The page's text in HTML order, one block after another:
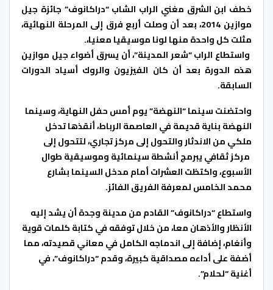
خطف ابن الشرق مغني الراب الشاب “دراكانوف” جائزة جيل
موازين 2014، بعد أن وصلت أربع فرق إلى المرحلة النهائية،
مثلت كل واحدة منها لونا موسيقيا معنيا،.
واستطاع الراب “شعر المدينة”، أن يسرق أضواء جيل موازين
هذه الدورة بعد أن كان الفيزيون والروك أسياد الدورات
السابقة.
واحتضنت سينما “النهضة” يوم أمس حفل النهاية، وسينما
النهضة بناية قديمة في العاصمة الرباط، أنقذها تدخل
ملكي من الاندثار والتحول إلى مركز تجاري، لتتحول إلى
مركز ثقافي يبرمج أنشطة سينمائية وموسيقية طوال
الأسبوع، واكتظت العشرات أمام مدخل السينما بشارع
محمد الخامس لمعرفة الفريق الفائز.
واستطاع “دراكانوف” القادم من مدينة وجدة أن يشد إليه
الأنظار والأذهان معا، من خلال توفقه في كتابة كلمات قوية
وأنغام، إضافة إلى اندماجه الكامل في معاني قصيدته، مما
أضفة على أداءه مصداقية كبيرة، وقدم “دراكانوف”، في
أغنية “لحلام”.